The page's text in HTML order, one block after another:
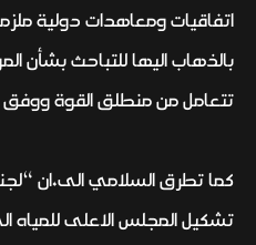
اتفاقيات ومعاهدات دولية
بالذهاب اليها للتباحث بشأن
تتعامل من منطلق القوة ووفق
كما تطرق السلامي الى،ان
تشكيل المجلس الاعلى للمياه